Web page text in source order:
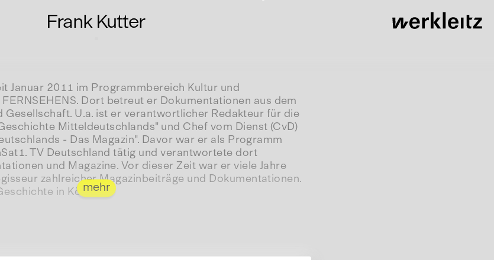
Frank Kutter
Januar 2011 im Programmbereich Kultur und
Dort betreut er Dokumentationen aus dem
Gesellschaft. U.a. ist er verantwortlicher Redakteur für die
Mitteldeutschlands" und Chef vom Dienst (CvD)
- Das Magazin". Davor war er als Programm
TV Deutschland tätig und verantwortete dort
und Magazine. Vor dieser Zeit war er viele Jahre
zahlreicher Magazinbeiträge und Dokumentationen.
in Köln.mehr